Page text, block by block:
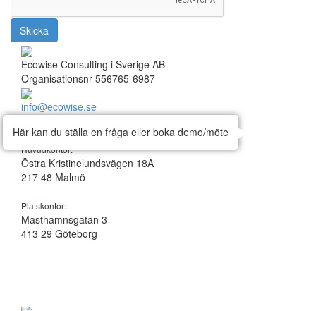
Skicka
Ecowise Consulting i Sverige AB
Organisationsnr 556765-6987
info@ecowise.se
Huvudkontor:
Östra Kristinelundsvägen 18A
217 48 Malmö
Platskontor:
Masthamnsgatan 3
413 29 Göteborg
Här kan du ställa en fråga eller boka demo/möte